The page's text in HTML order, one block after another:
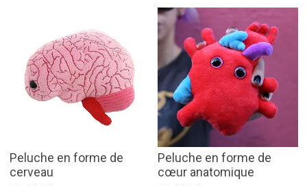
Peluche en forme de
cerveau
Peluche en forme de
cœur anatomique